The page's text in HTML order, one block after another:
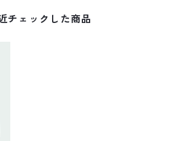
チェックした商品